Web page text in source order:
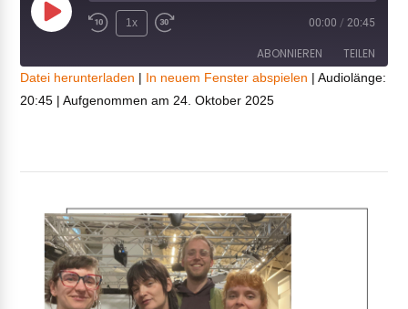
Play
1x 00:00 / 20:45
ABONNIEREN TEILEN
TEILEN
Datei herunterladen | In neuem Fenster abspielen |Audiolänge:
20:45 |Aufgenommen am 24. Oktober 2025